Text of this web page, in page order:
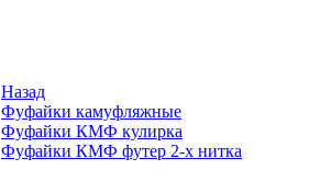
Назад
Фуфайки камуфляжные
Фуфайки КМФ кулирка
Фуфайки КМФ футер 2-х нитка